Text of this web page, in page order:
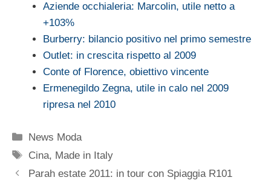
Aziende occhialeria: Marcolin, utile netto a
+103%
Burberry: bilancio positivo nel primo semestre
Outlet: in crescita rispetto al 2009
Conte of Florence, obiettivo vincente
Ermenegildo Zegna, utile in calo nel 2009
ripresa nel 2010
Categorie
News Moda
Tag
Cina, Made in Italy
Parah estate 2011: in tour con Spiaggia R101